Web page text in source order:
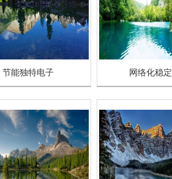
节能独特电子 网络化稳